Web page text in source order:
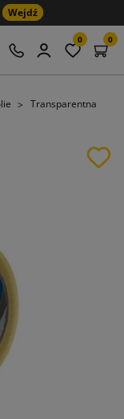
Wejdź
0 0
Transparentna